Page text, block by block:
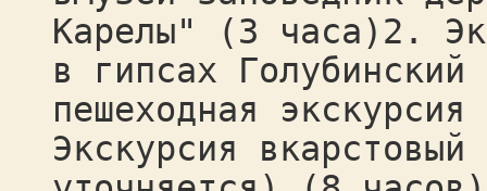
Карелы" (3 часа)2.
в гипсах
пешеходная
Экскурсия